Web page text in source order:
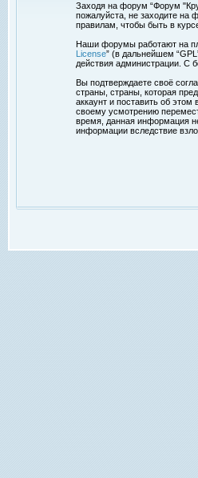
Заходя на форум “Форум
пожалуйста, не заходите на
правилам, чтобы быть в
Наши форумы работают на
License” (в дальнейшем
действия администрации. С
Вы подтверждаете своё
страны, страны, которая
аккаунт и поставить об
своему усмотрению
время, данная информация
информации вследствие